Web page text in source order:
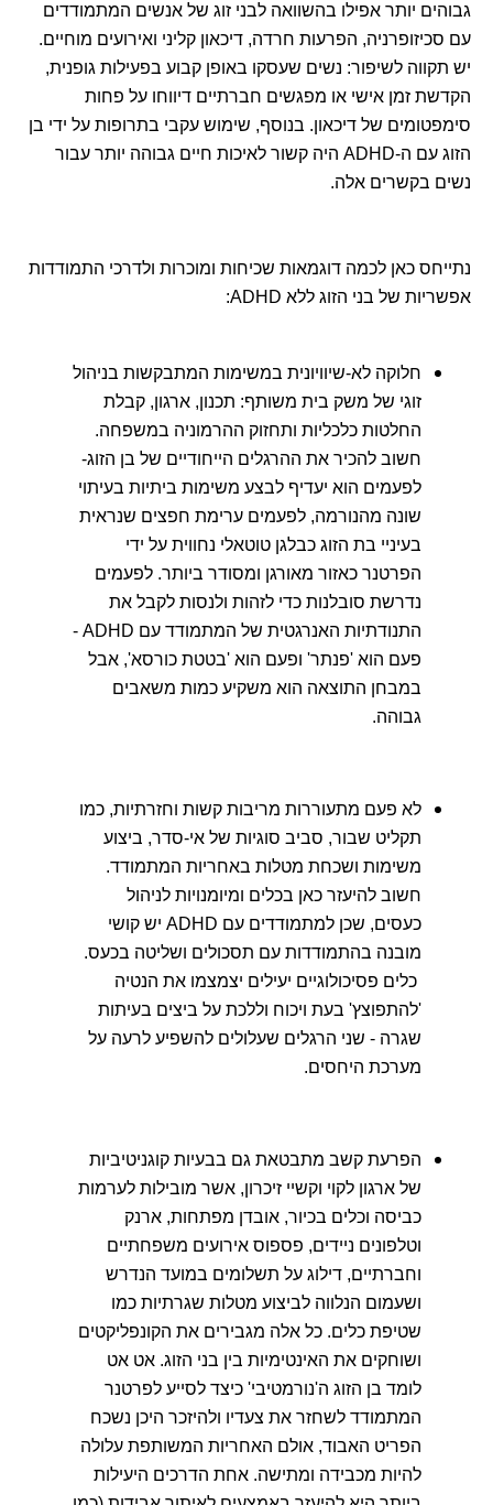
גבוהים יותר אפילו בהשוואה לבני זוג של אנשים המתמודדים
עם סכיזופרניה, הפרעות חרדה, דיכאון קליני ואירועים מוחיים.
יש תקווה לשיפור: נשים שעסקו באופן קבוע בפעילות גופנית,
הקדשת זמן אישי או מפגשים חברתיים דיווחו על פחות
סימפטומים של דיכאון. בנוסף, שימוש עקבי בתרופות על ידי בן
הזוג עם ה-ADHD היה קשור לאיכות חיים גבוהה יותר עבור
נשים בקשרים אלה.
נתייחס כאן לכמה דוגמאות שכיחות ומוכרות ולדרכי התמודדות
אפשריות של בני הזוג ללא ADHD:
חלוקה לא-שיוויונית במשימות המתבקשות בניהול
זוגי של משק בית משותף: תכנון, ארגון, קבלת
החלטות כלכליות ותחזוק ההרמוניה במשפחה.
חשוב להכיר את ההרגלים הייחודיים של בן הזוג-
לפעמים הוא יעדיף לבצע משימות ביתיות בעיתוי
שונה מהנורמה, לפעמים ערימת חפצים שנראית
בעיניי בת הזוג כבלגן טוטאלי נחווית על ידי
הפרטנר כאזור מאורגן ומסודר ביותר. לפעמים
נדרשת סובלנות כדי לזהות ולנסות לקבל את
התנודתיות האנרגטית של המתמודד עם ADHD -
פעם הוא 'פנתר' ופעם הוא 'בטטת כורסא', אבל
במבחן התוצאה הוא משקיע כמות משאבים
גבוהה.
לא פעם מתעוררות מריבות קשות וחזרתיות, כמו
תקליט שבור, סביב סוגיות של אי-סדר, ביצוע
משימות ושכחת מטלות באחריות המתמודד.
חשוב להיעזר כאן בכלים ומיומנויות לניהול
כעסים, שכן למתמודדים עם ADHD יש קושי
מובנה בהתמודדות עם תסכולים ושליטה בכעס.
כלים פסיכולוגיים יעילים יצמצמו את הנטיה
'להתפוצץ' בעת ויכוח וללכת על ביצים בעיתות
שגרה - שני הרגלים שעלולים להשפיע לרעה על
מערכת היחסים.
הפרעת קשב מתבטאת גם בבעיות קוגניטיביות
של ארגון לקוי וקשיי זיכרון, אשר מובילות לערמות
כביסה וכלים בכיור, אובדן מפתחות, ארנק
וטלפונים ניידים, פספוס אירועים משפחתיים
וחברתיים, דילוג על תשלומים במועד הנדרש
ושעמום הנלווה לביצוע מטלות שגרתיות כמו
שטיפת כלים. כל אלה מגבירים את הקונפליקטים
ושוחקים את האינטימיות בין בני הזוג. אט אט
לומד בן הזוג ה'נורמטיבי' כיצד לסייע לפרטנר
המתמודד לשחזר את צעדיו ולהיזכר היכן נשכח
הפריט האבוד, אולם האחריות המשותפת עלולה
להיות מכבידה ומתישה. אחת הדרכים היעילות